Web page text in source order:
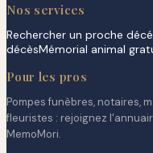
Nos services
Rechercher un proche
décèsMémorial animal
Pour les pros
Pompes funèbres, notaires,
fleuristes : rejoignez
MemoMori.